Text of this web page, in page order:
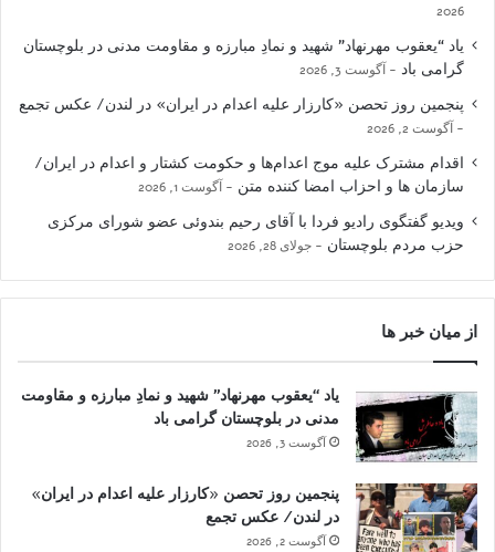
2026
یاد “یعقوب مهرنهاد” شهید و نمادِ مبارزه و مقاومت مدنی در بلوچستان
گرامی باد
آگوست 3, 2026
پنجمین روز تحصن «کارزار علیه اعدام در ایران» در لندن/ عکس تجمع
آگوست 2, 2026
اقدام مشترک علیه موج اعدام‌ها و حکومت کشتار و اعدام در ایران/
سازمان ها و احزاب امضا کننده متن
آگوست 1, 2026
ویدیو گفتگوی رادیو فردا با آقای رحیم بندوئی عضو شورای مرکزی
حزب مردم بلوچستان
جولای 28, 2026
از میان خبر ها
یاد “یعقوب مهرنهاد” شهید و نمادِ مبارزه و مقاومت
مدنی در بلوچستان گرامی باد
آگوست 3, 2026
پنجمین روز تحصن «کارزار علیه اعدام در ایران»
در لندن/ عکس تجمع
آگوست 2, 2026